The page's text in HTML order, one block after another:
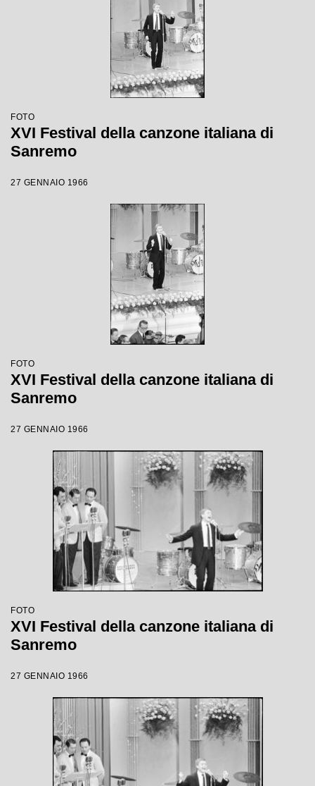
FOTO
XVI Festival della canzone italiana di
Sanremo
27 GENNAIO 1966
FOTO
XVI Festival della canzone italiana di
Sanremo
27 GENNAIO 1966
FOTO
XVI Festival della canzone italiana di
Sanremo
27 GENNAIO 1966